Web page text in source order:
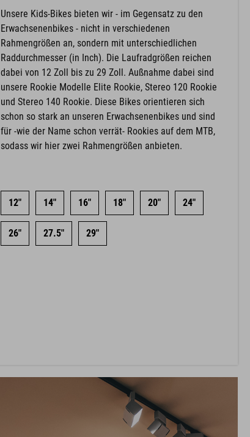
Unsere Kids-Bikes bieten wir - im Gegensatz zu den
Erwachsenenbikes - nicht in verschiedenen
Rahmengrößen an, sondern mit unterschiedlichen
Raddurchmesser (in Inch). Die Laufradgrößen reichen
dabei von 12 Zoll bis zu 29 Zoll. Außnahme dabei sind
unsere Rookie Modelle Elite Rookie, Stereo 120 Rookie
und Stereo 140 Rookie. Diese Bikes orientieren sich
schon so stark an unseren Erwachsenenbikes und sind
für -wie der Name schon verrät- Rookies auf dem MTB,
sodass wir hier zwei Rahmengrößen anbieten.
12" 14" 16" 18" 20" 24"
26" 27.5" 29"